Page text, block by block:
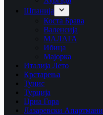
Шпанија
Коста Брава
Валенсија
МАЛАГА
Ибица
Мајорка
Италија Лето
Крстарења
Тунис
Турција
Црна Гора
Лазаревски Апартмани